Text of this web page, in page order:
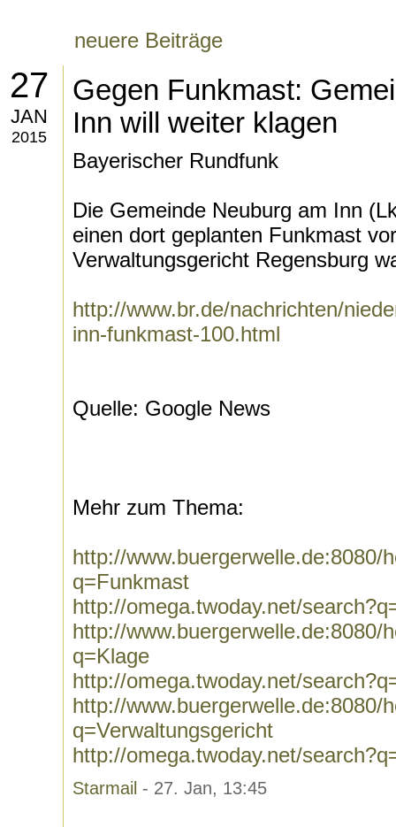
neuere Beiträge
27
JAN
2015
Gegen Funkmast:
Inn will weiter klagen
Bayerischer Rundfunk
Die Gemeinde Neuburg am Inn
einen dort geplanten Funkmast
Verwaltungsgericht Regensburg
http://www.br.de/nachrichten/
inn-funkmast-100.html
Quelle: Google News
Mehr zum Thema:
http://www.buergerwelle.de:8080/
q=Funkmast
http://omega.twoday.net/
http://www.buergerwelle.de:8080/
q=Klage
http://omega.twoday.net/
http://www.buergerwelle.de:8080/
q=Verwaltungsgericht
http://omega.twoday.net/
Starmail - 27. Jan, 13:45